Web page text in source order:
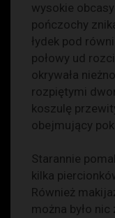
wysokie
pończochy
łydek pod
połowy ud
okrywała
rozpiętymi
koszulę
obejmujący
Starannie
kilka
Również
można było